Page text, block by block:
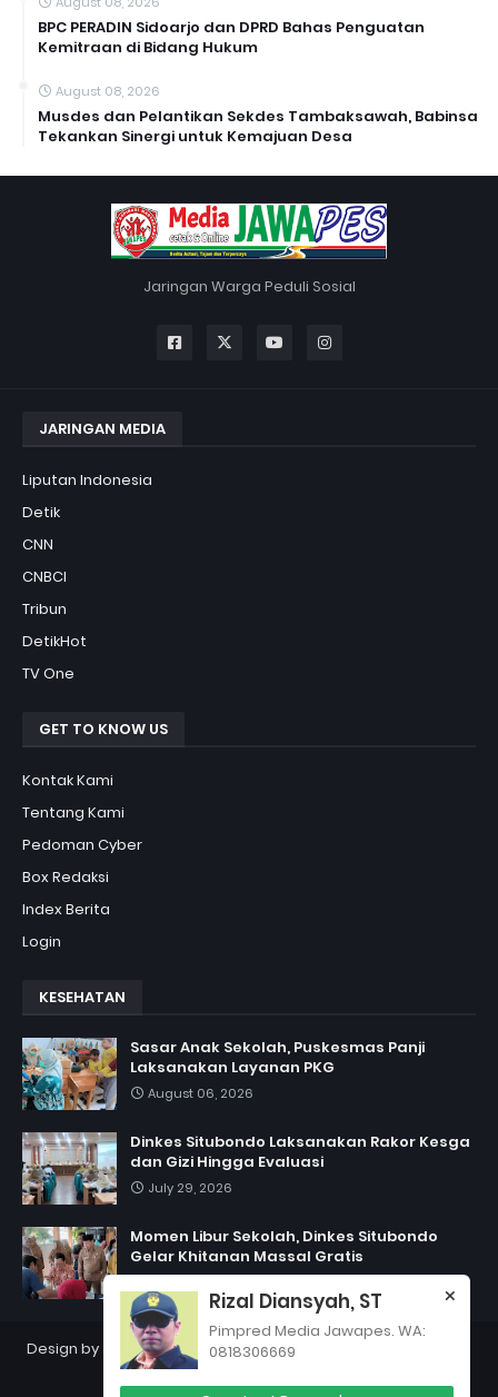
BPC PERADIN Sidoarjo dan DPRD Bahas Penguatan
Kemitraan di Bidang Hukum
August 08, 2026
Musdes dan Pelantikan Sekdes Tambaksawah, Babinsa
Tekankan Sinergi untuk Kemajuan Desa
Jaringan Warga Peduli Sosial
JARINGAN MEDIA
Liputan Indonesia
Detik
CNN
CNBCI
Tribun
DetikHot
TV One
GET TO KNOW US
Kontak Kami
Tentang Kami
Pedoman Cyber
Box Redaksi
Index Berita
Login
KESEHATAN
Sasar Anak Sekolah, Puskesmas Panji
Laksanakan Layanan PKG
August 06, 2026
Dinkes Situbondo Laksanakan Rakor Kesga
dan Gizi Hingga Evaluasi
July 29, 2026
Momen Libur Sekolah, Dinkes Situbondo
Gelar Khitanan Massal Gratis
Design by Jawapes| Copyright 2012PT Jawapes Indonesia
Rizal Diansyah, ST
Pimpred Media Jawapes. WA:
0818306669